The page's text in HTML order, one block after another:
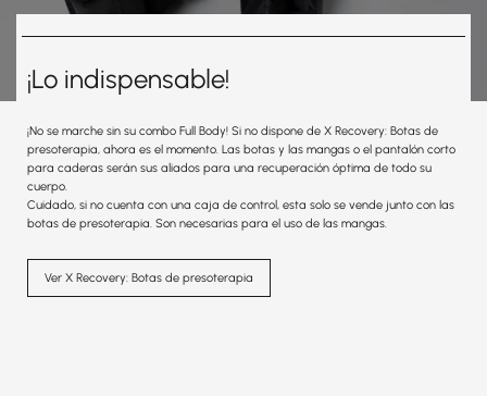
¡Lo indispensable!
¡No se marche sin su combo Full Body! Si no dispone de X Recovery: Botas de
presoterapia, ahora es el momento. Las botas y las mangas o el pantalón corto
para caderas serán sus aliados para una recuperación óptima de todo su
cuerpo.
Cuidado, si no cuenta con una caja de control, esta solo se vende junto con las
botas de presoterapia. Son necesarias para el uso de las mangas.
Ver X Recovery: Botas de presoterapia